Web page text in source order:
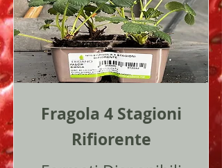
Fragola 4 Stagioni
Rifiorente